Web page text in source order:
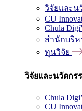
วิจัยและน
CU
Chula
สำนักบริห
ทุนวิจัย
วิจัยและนวัตกร
Chula
CU